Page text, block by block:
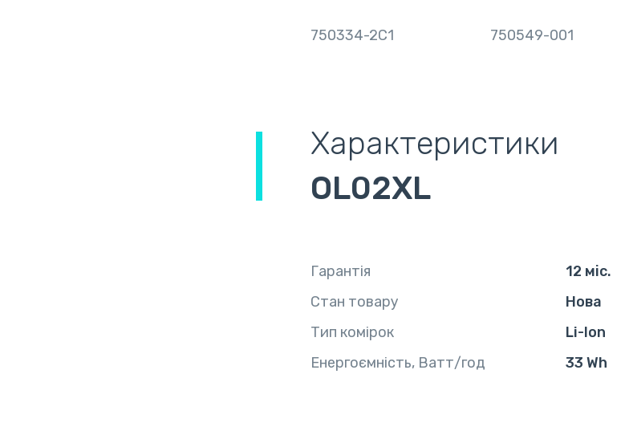
750334-2C1 750549-001
Характеристики
OL02XL
Гарантія
12 міс.
Стан товару
Нова
Тип комірок
Li-Ion
Енергоємність, Ватт/год
33 Wh